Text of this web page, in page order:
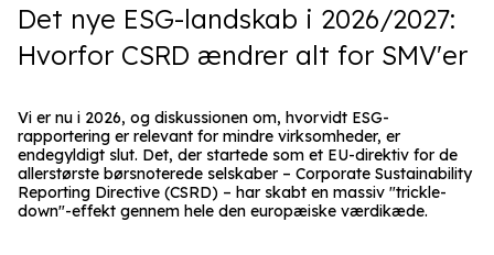
Det nye ESG-landskab i 2026/2027:
Hvorfor CSRD ændrer alt for SMV'er
Vi er nu i 2026, og diskussionen om, hvorvidt ESG-
rapportering er relevant for mindre virksomheder, er
endegyldigt slut. Det, der startede som et EU-direktiv for de
allerstørste børsnoterede selskaber – Corporate Sustainability
Reporting Directive (CSRD) – har skabt en massiv "trickle-
down"-effekt gennem hele den europæiske værdikæde.